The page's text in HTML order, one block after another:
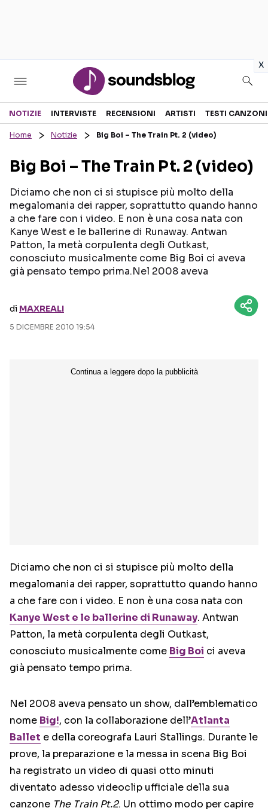
x
Sezioni
RECENSIONI MUSICALI
INTERVISTE
GOSSIP E CURIOSITÀ
TESTI CANZONI
TOUR ED EVENTI
TALENT SHOW
NOTIZIE INTERVISTE RECENSIONI ARTISTI TESTI CANZONI
Home Notizie Big Boi – The Train Pt. 2 (video)
Big Boi – The Train Pt. 2 (video)
Diciamo che non ci si stupisce più molto della
megalomania dei rapper, soprattutto quando hanno
a che fare con i video. E non è una cosa nata con
Kanye West e le ballerine di Runaway. Antwan
Patton, la metà corpulenta degli Outkast,
conosciuto musicalmente come Big Boi ci aveva
già pensato tempo prima.Nel 2008 aveva
di MAXREALI
5 DICEMBRE 2010 19:54
Diciamo che non ci si stupisce più molto della
megalomania dei rapper, soprattutto quando hanno
a che fare con i video. E non è una cosa nata con
Kanye West e le ballerine di Runaway. Antwan
Patton, la metà corpulenta degli Outkast,
conosciuto musicalmente come Big Boi ci aveva
già pensato tempo prima.
Nel 2008 aveva pensato un show, dall’emblematico
nome Big!, con la collaborazione dell’Atlanta
Ballet e della coreografa Lauri Stallings. Durante le
prove, la preparazione e la messa in scena Big Boi
ha registrato un video di quasi otto minuti
diventato adesso videoclip ufficiale della sua
canzone The Train Pt.2. Un ottimo modo per capire